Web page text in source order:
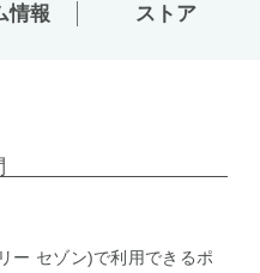
情報 ストア
ー セゾン)で利用できるポ